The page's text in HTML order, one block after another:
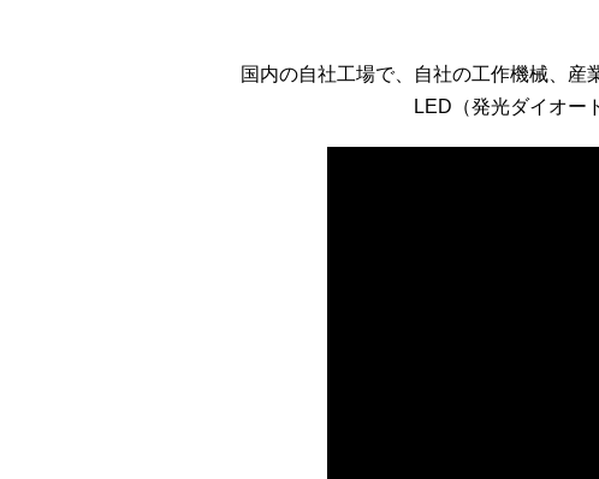
国内の自社工場で、自社の工作機械、産
LED（発光ダイオー